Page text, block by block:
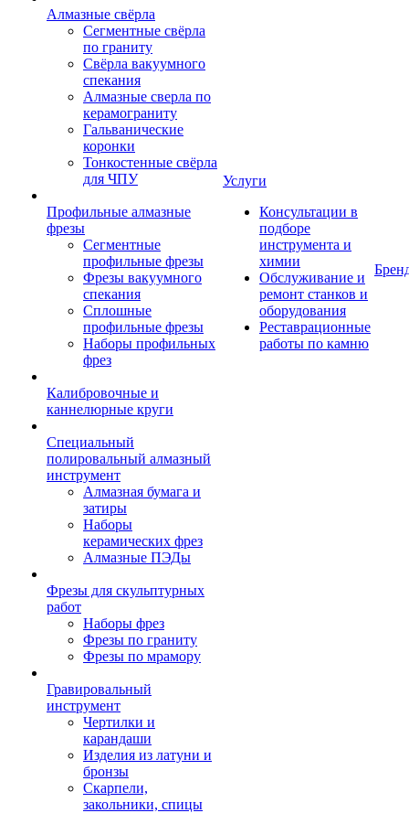
Алмазные свёрла
Сегментные свёрла
по граниту
Свёрла вакуумного
спекания
Алмазные сверла по
керамограниту
Гальванические
коронки
Тонкостенные свёрла
для ЧПУ
Профильные алмазные
фрезы
Сегментные
профильные фрезы
Фрезы вакуумного
спекания
Сплошные
профильные фрезы
Наборы профильных
фрез
Калибровочные и
каннелюрные круги
Специальный
полировальный алмазный
инструмент
Алмазная бумага и
затиры
Наборы
керамических фрез
Алмазные ПЭДы
Фрезы для скульптурных
работ
Наборы фрез
Фрезы по граниту
Фрезы по мрамору
Гравировальный
инструмент
Чертилки и
карандаши
Изделия из латуни и
бронзы
Скарпели,
закольники, спицы
Услуги
Консультации в
подборе
инструмента и
химии
Обслуживание и
ремонт станков и
оборудования
Реставрационные
работы по камню